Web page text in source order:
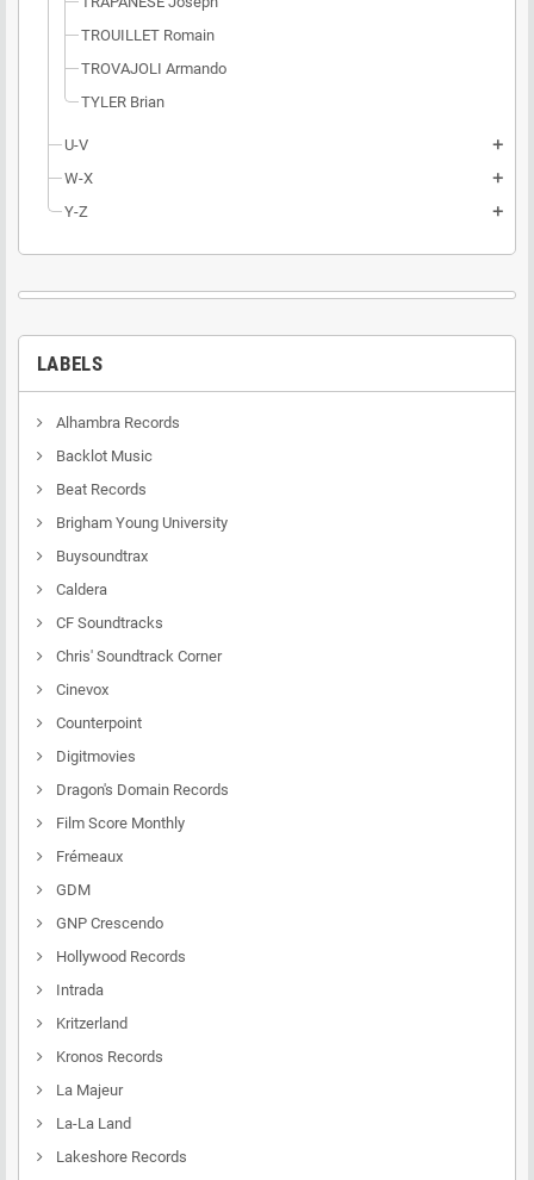
TROUILLET Romain
TROVAJOLI Armando
TYLER Brian
U-V add
W-X add
Y-Z add
LABELS
Alhambra Records
Backlot Music
Beat Records
Brigham Young University
Buysoundtrax
Caldera
CF Soundtracks
Chris' Soundtrack Corner
Cinevox
Counterpoint
Digitmovies
Dragon's Domain Records
Film Score Monthly
Frémeaux
GDM
GNP Crescendo
Hollywood Records
Intrada
Kritzerland
Kronos Records
La Majeur
La-La Land
Lakeshore Records